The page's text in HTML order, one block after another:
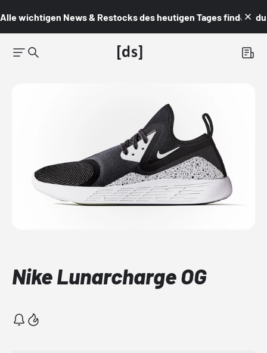
Alle wichtigen News & Restocks des heutigen Tages findest du
Nike Lunarcharge OG